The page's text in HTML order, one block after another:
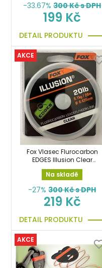
-33.67% 300Kč s DPH
199 Kč
DETAIL PRODUKTU
AKCE
Fox Vlasec Flurocarbon
EDGES Illusion Clear
Leader/Hooklink 20lb
0,435mm 20m
Na skladě
-27% 300Kč s DPH
219 Kč
DETAIL PRODUKTU
AKCE